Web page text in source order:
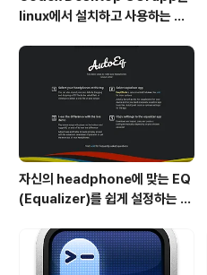
linux에서 설치하고 사용하는 방
자신의 headphone에 맞는 EQ
(Equalizer)를 쉽게 설정하는 방